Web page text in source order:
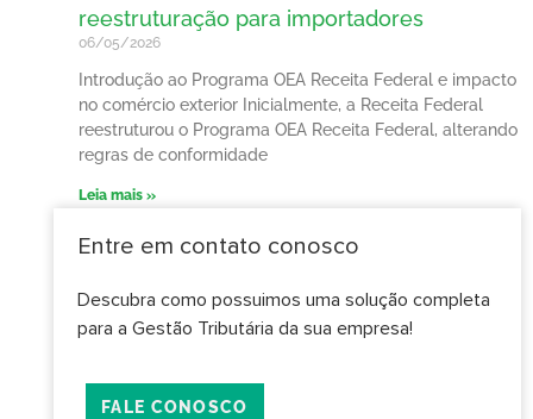
reestruturação para importadores
06/05/2026
Introdução ao Programa OEA Receita Federal e impacto
no comércio exterior Inicialmente, a Receita Federal
reestruturou o Programa OEA Receita Federal, alterando
regras de conformidade
Leia mais »
Entre em contato conosco
Descubra como possuimos uma solução completa
para a Gestão Tributária da sua empresa!
FALE CONOSCO